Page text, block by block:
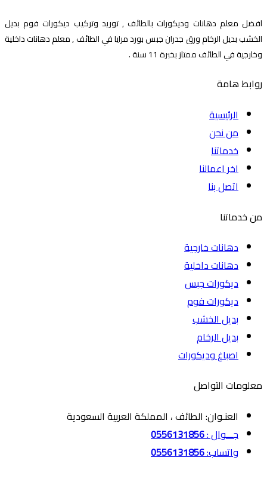
افضل معلم دهانات وديكورات بالطائف , توريد وتركيب ديكورات فوم بديل
الخشب بديل الرخام ورق جدران جبس بورد مرايا في الطائف , معلم دهانات داخلية
وخارجية في الطائف ممتاز بخبرة 11 سنة .
روابط هامة
الرئيسية
من نحن
خدماتنا
اخر اعمالنا
اتصل بنا
من خدماتنا
دهانات خارجية
دهانات داخلية
ديكورات جبس
ديكورات فوم
بديل الخشب
بديل الرخام
اصباغ وديكورات
معلومات التواصل
العنـوان: الطائف ، المملكة العربية السعودية
جـــوال :0556131856
واتساب:0556131856